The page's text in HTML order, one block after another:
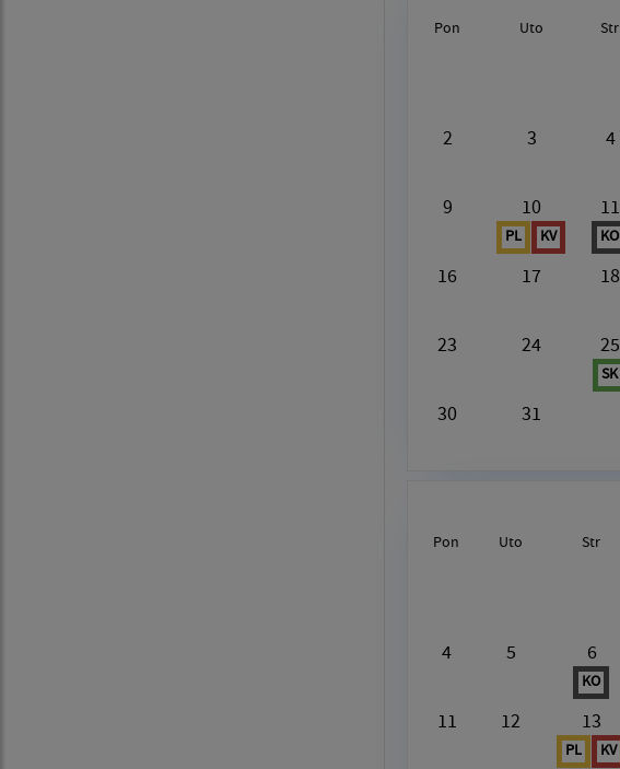
Pon Uto Str
2 3 4
9 10
PL KV
11
KO
16 17 18
23 24 25
SK
30 31
Pon Uto Str
4 5 6
KO
11 12 13
PL KV